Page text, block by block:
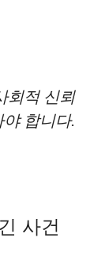
회적 신뢰
합니다.
사건